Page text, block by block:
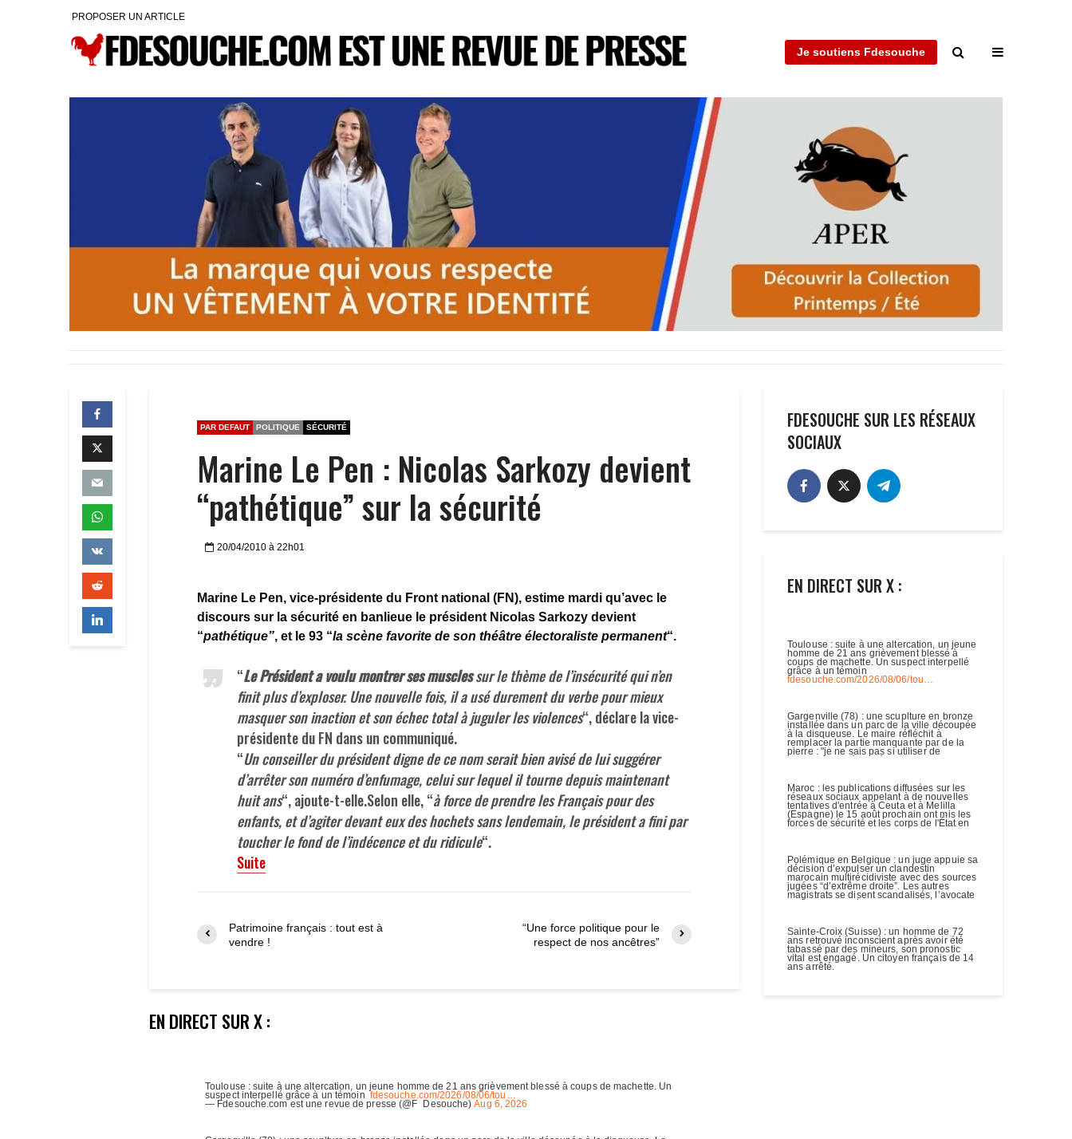
PROPOSER UN ARTICLE
Je soutiens Fdesouche
PAR DEFAUT POLITIQUE SÉCURITÉ
Marine Le Pen : Nicolas Sarkozy devient
“pathétique” sur la sécurité
20/04/2010 à 22h01
Marine Le Pen, vice-présidente du Front national (FN), estime mardi qu’avec le
discours sur la sécurité en banlieue le président Nicolas Sarkozy devient
“pathétique”, et le 93 “la scène favorite de son théâtre électoraliste permanent“.
“Le Président a voulu montrer ses musclessur le thème de l’insécurité qui n’en
finit plus d’exploser. Une nouvelle fois, il a usé durement du verbe pour mieux
masquer son inaction et son échec total à juguler les violences“, déclare la vice-
présidente du FN dans un communiqué.
“Un conseiller du président digne de ce nom serait bien avisé de lui suggérer
d’arrêter son numéro d’enfumage, celui sur lequel il tourne depuis maintenant
huit ans“, ajoute-t-elle.Selon elle, “à force de prendre les Français pour des
enfants, et d’agiter devant eux des hochets sans lendemain, le président a fini par
toucher le fond de l’indécence et du ridicule“.
Suite
Patrimoine français : tout est à
vendre !
“Une force politique pour le
respect de nos ancêtres”
EN DIRECT SUR X :
FDESOUCHE SUR LES RÉSEAUX
SOCIAUX
EN DIRECT SUR X :